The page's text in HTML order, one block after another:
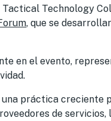
Technology
, que se
en el evento,
práctica creciente
de